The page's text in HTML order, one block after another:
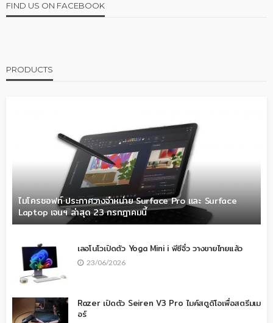
FIND US ON FACEBOOK
PRODUCTS
ไมโครซอฟท์ ประกาศวางจำหน่าย Surface Pro และ Surface
Laptop เจนฯ ล่าสุด 23 กรกฎาคมนี้
เลอโนโวเปิดตัว Yoga Mini i พีซีจิ๋ว วางขายไทยแล้ว
23/06/2026
Razer เปิดตัว Seiren V3 Pro ไมค์สตูดิโอเพื่อสตรีมเม
อร์